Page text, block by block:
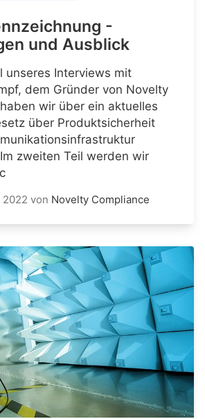
-
und Ausblick
unseres Interviews mit
dem Gründer von Novelty
wir über ein aktuelles
über Produktsicherheit
zweiten Teil werden wir
2022 von Novelty Compliance